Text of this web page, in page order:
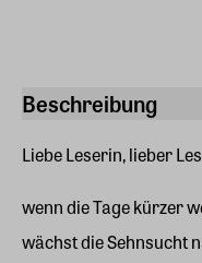
Beschreibung
Liebe Leserin, lieber
wenn die Tage kürzer
wächst die Sehnsucht